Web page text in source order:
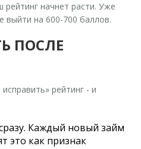
рейтинг начнет расти. Уже
выйти на 600-700 баллов.
ПОСЛЕ
рейтинг - и
. Каждый новый займ
это как признак